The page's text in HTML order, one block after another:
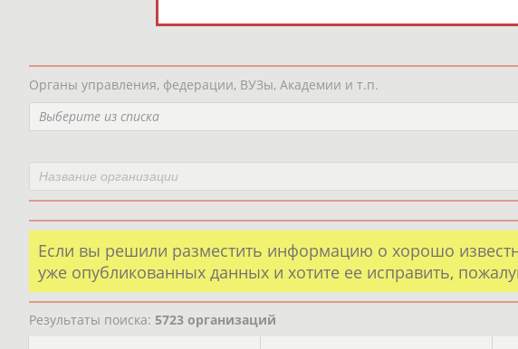
Органы управления, федерации, ВУЗы, Академии и т.п.
Выберите из списка
Если вы решили разместить информацию о хорошо
уже опубликованных данных и хотите ее исправить,
Результаты поиска: 5723 организаций